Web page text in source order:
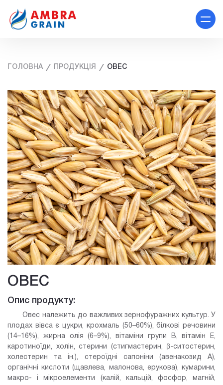
ГОЛОВНА ПРОДУКЦІЯ ОВЕС
ОВЕС
Опис продукту:
Овес належить до важливих зернофуражних культур. У
плодах вівса є цукри, крохмаль (50–60%), білкові речовини
(14–16%), жирна олія (6–9%), вітаміни групи В, вітамін Е,
каротиноїди, холін, стерини (стигмастерин, β-ситостерин,
холестерин та ін.), стероїдні сапоніни (авенакозид А),
органічні кислоти (щавлева, малонова, ерукова), кумарини,
макро- і мікроелементи (калій, кальцій, фосфор, магній,